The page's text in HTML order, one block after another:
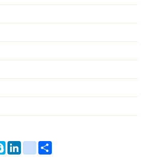
SkypeLinkedIngoogle_bookmarks